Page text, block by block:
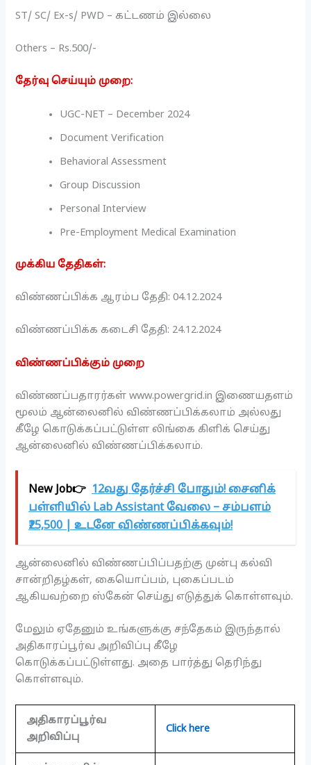
ST/ SC/ Ex-s/ PWD – கட்டணம் இல்லை
Others – Rs.500/-
தேர்வு செய்யும் முறை:
UGC-NET – December 2024
Document Verification
Behavioral Assessment
Group Discussion
Personal Interview
Pre-Employment Medical Examination
முக்கிய தேதிகள்:
விண்ணப்பிக்க ஆரம்ப தேதி: 04.12.2024
விண்ணப்பிக்க கடைசி தேதி: 24.12.2024
விண்ணப்பிக்கும் முறை
விண்ணப்பதாரர்கள் www.powergrid.in இணையதளம்
மூலம் ஆன்லைனில் விண்ணப்பிக்கலாம் அல்லது
கீழே கொடுக்கப்பட்டுள்ள லிங்கை கிளிக் செய்து
ஆன்லைனில் விண்ணப்பிக்கலாம்.
New Job👉 12வது தேர்ச்சி போதும்! சைனிக்
பள்ளியில் Lab Assistant வேலை – சம்பளம்
₹25,500 | உடனே விண்ணப்பிக்கவும்!
ஆன்லைனில் விண்ணப்பிப்பதற்கு முன்பு கல்வி
சான்றிதழ்கள், கையொப்பம், புகைப்படம்
ஆகியவற்றை ஸ்கேன் செய்து எடுத்துக் கொள்ளவும்.
மேலும் ஏதேனும் உங்களுக்கு சந்தேகம் இருந்தால்
அதிகாரப்பூர்வ அறிவிப்பு கீழே
கொடுக்கப்பட்டுள்ளது. அதை பார்த்து தெரிந்து
கொள்ளவும்.
அதிகாரப்பூர்வ
அறிவிப்பு
Click here